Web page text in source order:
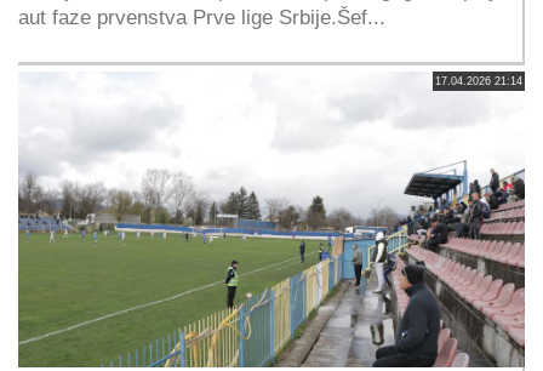
aut faze prvenstva Prve lige Srbije.Šef...
17.04.2026 21:14